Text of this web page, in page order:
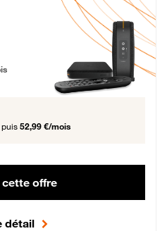
puis 57,99 € par mois, Engagement 12 mois
puis 52,99 €/mois
offre
détail